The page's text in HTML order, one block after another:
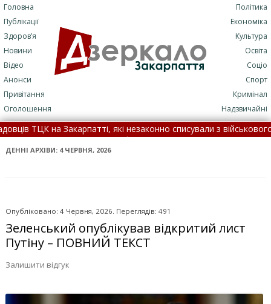
Головна
Публікації
Здоров’я
Новини
Відео
Анонси
Привітання
Оголошення
Політика
Економіка
Культура
Освіта
Соціо
Спорт
Кримінал
Надзвичайні
які незаконно списували з військового обліку
подробиці трагедії (+ФОТО)• 7 серпня: це цікаво знати
ДЕННІ АРХІВИ: 4 ЧЕРВНЯ, 2026
Опубліковано: 4 Червня, 2026. Переглядів: 491
Зеленський опублікував відкритий лист
Путіну – ПОВНИЙ ТЕКСТ
Залишити відгук